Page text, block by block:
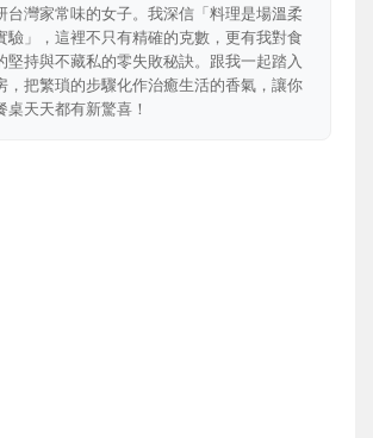
台灣家常味的女子。我深信「料理是場溫柔
驗」，這裡不只有精確的克數，更有我對食
堅持與不藏私的零失敗秘訣。跟我一起踏入
，把繁瑣的步驟化作治癒生活的香氣，讓你
桌天天都有新驚喜！